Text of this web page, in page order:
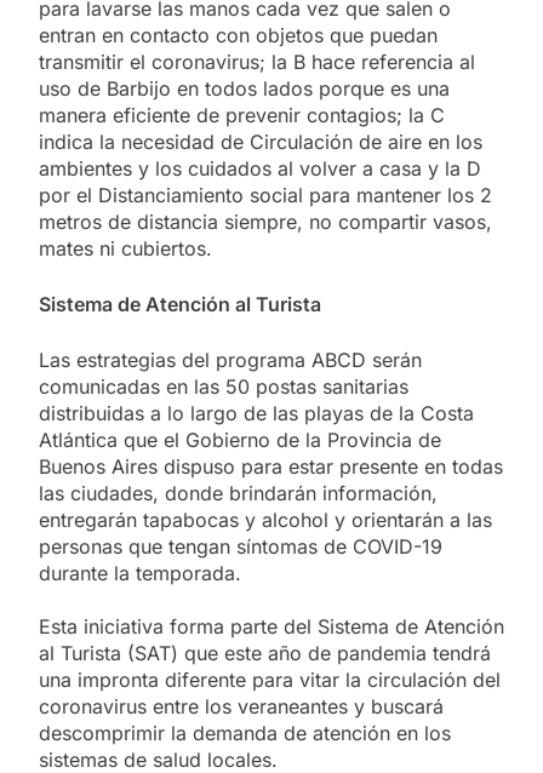
para lavarse las manos cada vez que salen o
entran en contacto con objetos que puedan
transmitir el coronavirus; la B hace referencia al
uso de Barbijo en todos lados porque es una
manera eficiente de prevenir contagios; la C
indica la necesidad de Circulación de aire en los
ambientes y los cuidados al volver a casa y la D
por el Distanciamiento social para mantener los 2
metros de distancia siempre, no compartir vasos,
mates ni cubiertos.
Sistema de Atención al Turista
Las estrategias del programa ABCD serán
comunicadas en las 50 postas sanitarias
distribuidas a lo largo de las playas de la Costa
Atlántica que el Gobierno de la Provincia de
Buenos Aires dispuso para estar presente en todas
las ciudades, donde brindarán información,
entregarán tapabocas y alcohol y orientarán a las
personas que tengan síntomas de COVID-19
durante la temporada.
Esta iniciativa forma parte del Sistema de Atención
al Turista (SAT) que este año de pandemia tendrá
una impronta diferente para vitar la circulación del
coronavirus entre los veraneantes y buscará
descomprimir la demanda de atención en los
sistemas de salud locales.